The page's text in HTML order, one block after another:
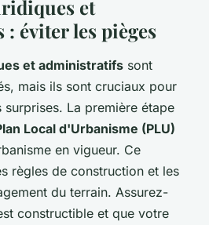
et
éviter les pièges
et administratifs sont
mais ils sont cruciaux pour
surprises. La première étape
Local d'Urbanisme (PLU)
en vigueur. Ce
règles de construction et les
du terrain. Assurez-
constructible et que votre